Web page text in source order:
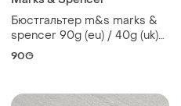
Бюстгальтер m&s marks &
spencer 90g (eu) / 40g (uk)
чорний
90G